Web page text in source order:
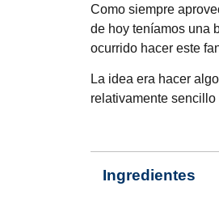
Como siempre
de hoy teníamos una
ocurrido hacer este
La idea era hacer
relativamente
Ingredientes